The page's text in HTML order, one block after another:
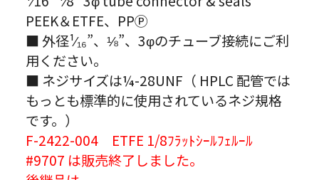
PEEK＆ETFE、PPⓅ
■ 外径¹⁄₁₆”、⅛”、3φのチューブ接続にご利
用ください。
■ ネジサイズは¼-28UNF（ HPLC 配管では
もっとも標準的に使用されているネジ規格
です。）
F-2422-004 ETFE 1/8ﾌﾗｯﾄｼｰﾙﾌｪﾙｰﾙ
#9707 は販売終了しました。